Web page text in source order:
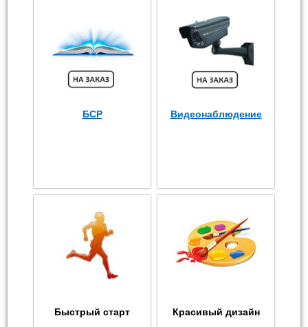
БСР Видеонаблюдение
Быстрый старт Красивый дизайн